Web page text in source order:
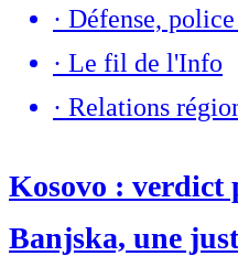
· Défense,
· Le fil de l'Info
· Relations
Kosovo : verdict
Banjska, une